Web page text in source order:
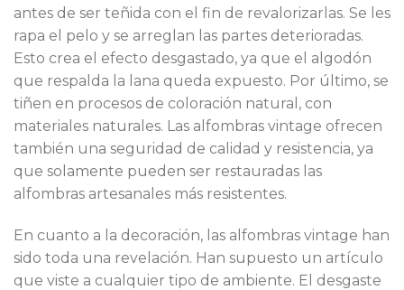
antes de ser teñida con el fin de revalorizarlas. Se les
rapa el pelo y se arreglan las partes deterioradas.
Esto crea el efecto desgastado, ya que el algodón
que respalda la lana queda expuesto. Por último, se
tiñen en procesos de coloración natural, con
materiales naturales. Las alfombras vintage ofrecen
también una seguridad de calidad y resistencia, ya
que solamente pueden ser restauradas las
alfombras artesanales más resistentes.
En cuanto a la decoración, las alfombras vintage han
sido toda una revelación. Han supuesto un artículo
que viste a cualquier tipo de ambiente. El desgaste